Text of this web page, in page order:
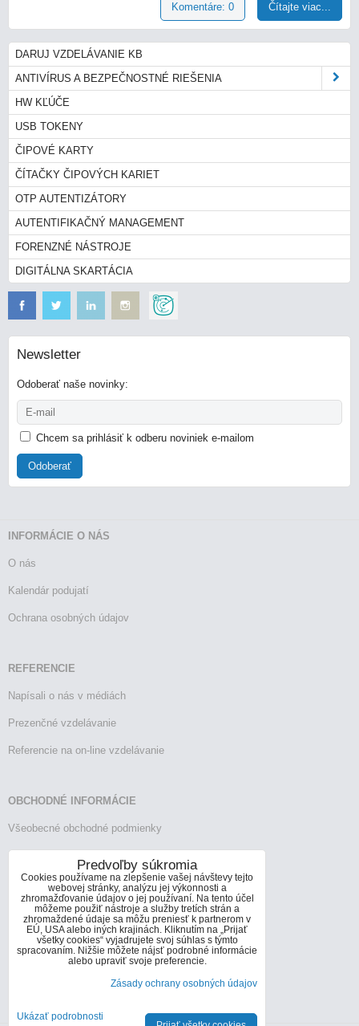
Čítajte viac...
Komentáre: 0
DARUJ VZDELÁVANIE KB
ANTIVÍRUS A BEZPEČNOSTNÉ RIEŠENIA
HW KĽÚČE
USB TOKENY
ČIPOVÉ KARTY
ČÍTAČKY ČIPOVÝCH KARIET
OTP AUTENTIZÁTORY
AUTENTIFIKAČNÝ MANAGEMENT
FORENZNÉ NÁSTROJE
DIGITÁLNA SKARTÁCIA
Newsletter
Odoberať naše novinky:
Chcem sa prihlásiť k odberu noviniek e-mailom
Odoberať
INFORMÁCIE O NÁS
O nás
Kalendár podujatí
Ochrana osobných údajov
REFERENCIE
Napísali o nás v médiách
Prezenčné vzdelávanie
Referencie na on-line vzdelávanie
OBCHODNÉ INFORMÁCIE
Všeobecné obchodné podmienky
Reklamačný poriadok
Vrátenie tovaru
KONTAKTY
Informácie o kontaktoch
+421 905 272 066
Predvoľby súkromia
Cookies používame na zlepšenie vašej návštevy tejto
webovej stránky, analýzu jej výkonnosti a
zhromažďovanie údajov o jej používaní. Na tento účel
môžeme použiť nástroje a služby tretích strán a
zhromaždené údaje sa môžu preniesť k partnerom v
EÚ, USA alebo iných krajinách. Kliknutím na „Prijať
všetky cookies“ vyjadrujete svoj súhlas s týmto
spracovaním. Nižšie môžete nájsť podrobné informácie
alebo upraviť svoje preferencie.
Zásady ochrany osobných údajov
Ukázať podrobnosti